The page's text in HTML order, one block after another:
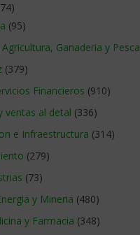
(95)
Ganaderia y Pesca
(379)
Financieros (910)
ventas al detal (336)
e Infraestructura (314)
(279)
(73)
y Mineria (480)
y Farmacia (348)